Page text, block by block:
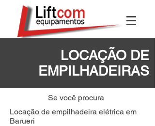
LOCAÇÃO DE
EMPILHADEIRAS
Se você procura
Locação de empilhadeira elétrica em
Barueri